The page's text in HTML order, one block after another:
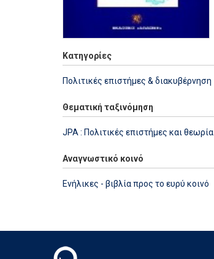
Κατηγορίες
Πολιτικές επιστήμες & διακυβέρνηση
Θεματική ταξινόμηση
JPA : Πολιτικές επιστήμες και θεωρία
Αναγνωστικό κοινό
Ενήλικες - βιβλία προς το ευρύ κοινό